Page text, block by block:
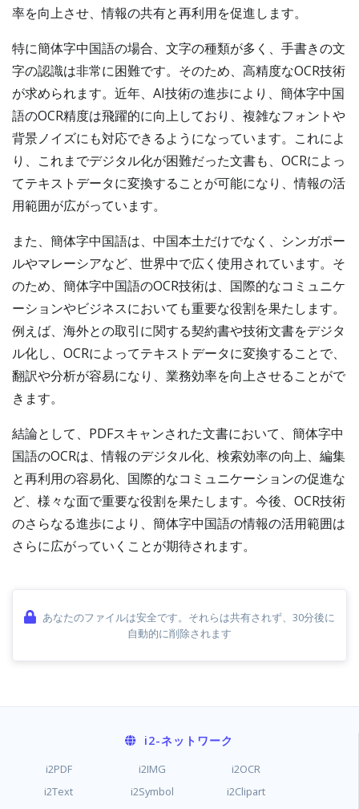
率を向上させ、情報の共有と再利用を促進します。
特に簡体字中国語の場合、文字の種類が多く、手書きの文
字の認識は非常に困難です。そのため、高精度なOCR技術
が求められます。近年、AI技術の進歩により、簡体字中国
語のOCR精度は飛躍的に向上しており、複雑なフォントや
背景ノイズにも対応できるようになっています。これによ
り、これまでデジタル化が困難だった文書も、OCRによっ
てテキストデータに変換することが可能になり、情報の活
用範囲が広がっています。
また、簡体字中国語は、中国本土だけでなく、シンガポー
ルやマレーシアなど、世界中で広く使用されています。そ
のため、簡体字中国語のOCR技術は、国際的なコミュニケ
ーションやビジネスにおいても重要な役割を果たします。
例えば、海外との取引に関する契約書や技術文書をデジタ
ル化し、OCRによってテキストデータに変換することで、
翻訳や分析が容易になり、業務効率を向上させることがで
きます。
結論として、PDFスキャンされた文書において、簡体字中
国語のOCRは、情報のデジタル化、検索効率の向上、編集
と再利用の容易化、国際的なコミュニケーションの促進な
ど、様々な面で重要な役割を果たします。今後、OCR技術
のさらなる進歩により、簡体字中国語の情報の活用範囲は
さらに広がっていくことが期待されます。
あなたのファイルは安全です。それらは共有されず、30分後に
自動的に削除されます
i2-ネットワーク
i2PDF i2IMG
i2OCR
i2Text
i2Symbol
i2Clipart